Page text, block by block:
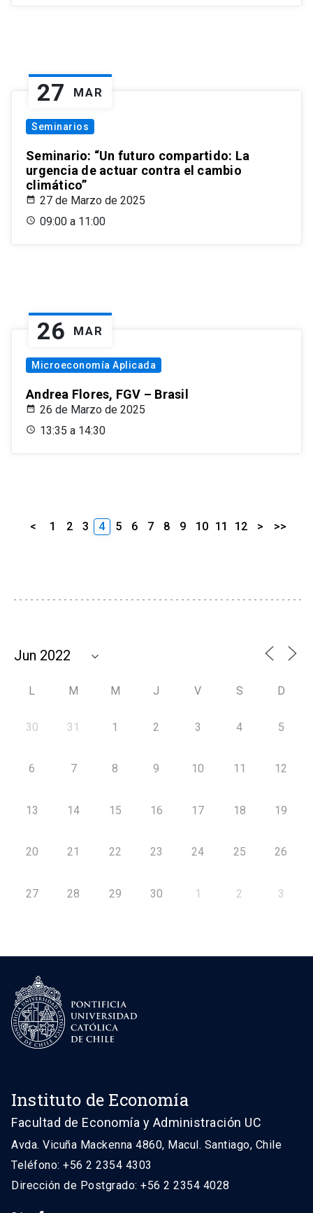
27 MAR
Seminarios
Seminario: “Un futuro compartido: La
urgencia de actuar contra el cambio
climático”
27 de Marzo de 2025
09:00 a 11:00
26 MAR
Microeconomía Aplicada
Andrea Flores, FGV – Brasil
26 de Marzo de 2025
13:35 a 14:30
< 1 2 3 4 5 6 7 8 9 10 11 12 > >>
L M M J V S D
30 31 1 2 3 4 5
6 7 8 9 10 11 12
13 14 15 16 17 18 19
20 21 22 23 24 25 26
27 28 29 30 1 2 3
Instituto de Economía
Facultad de Economía y Administración UC
Avda. Vicuña Mackenna 4860, Macul. Santiago, Chile
Teléfono: +56 2 2354 4303
Dirección de Postgrado: +56 2 2354 4028